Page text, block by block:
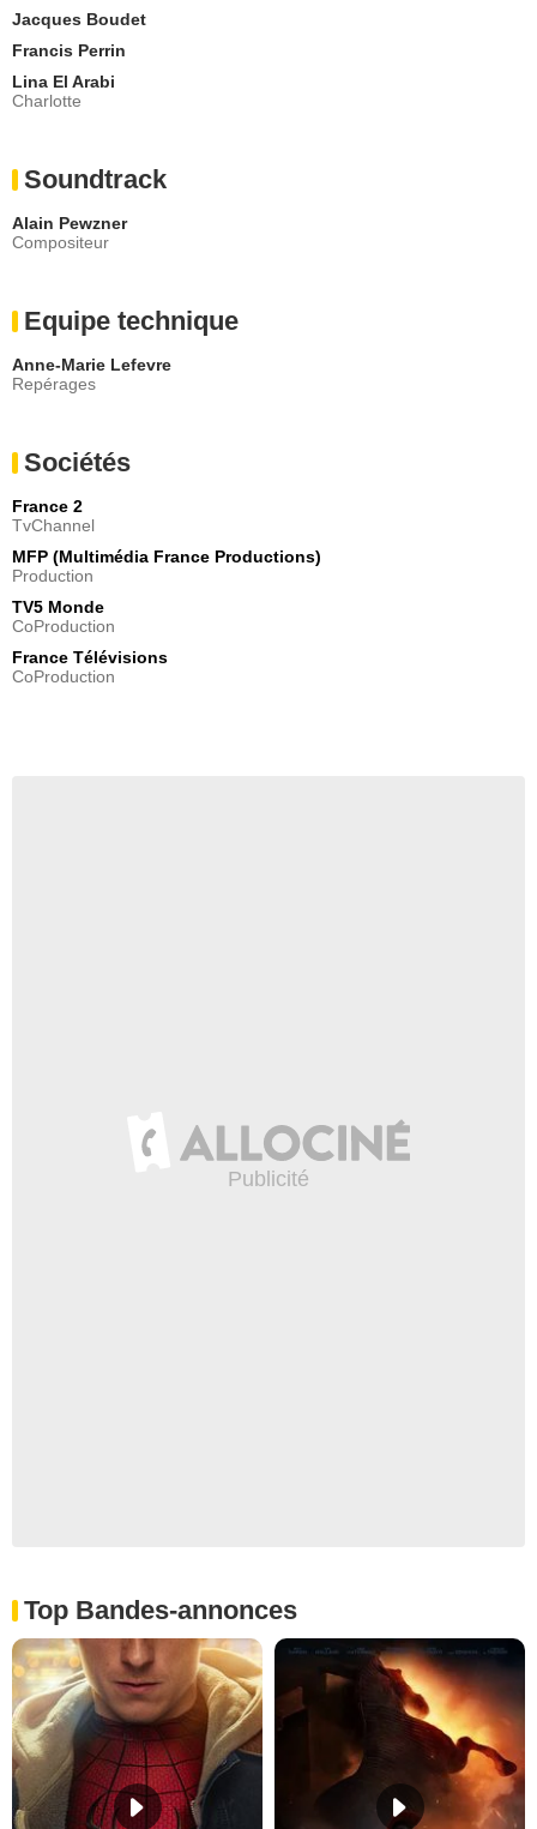
Jacques Boudet
Francis Perrin
Lina El Arabi
Charlotte
Soundtrack
Alain Pewzner
Compositeur
Equipe technique
Anne-Marie Lefevre
Repérages
Sociétés
France 2
TvChannel
MFP (Multimédia France Productions)
Production
TV5 Monde
CoProduction
France Télévisions
CoProduction
Top Bandes-annonces